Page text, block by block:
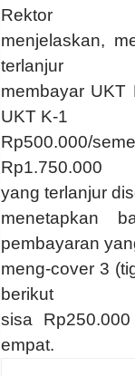
Rektor
menjelaskan,
terlanjur
membayar UKT
UKT K-1
Rp500.000/
Rp1.750.000
yang terlanjur
menetapkan
pembayaran
meng-cover 3
berikut
sisa
empat.